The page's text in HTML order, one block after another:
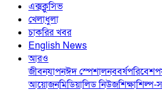
এক্সক্লুসিভ
খেলাধুলা
চাকরির খবর
English News
আরও
জীবনযাপনঈদ স্পেশালনববর্ষপরিবেশ
আয়োজনমিডিয়ালিড নিউজশিক্ষাশিল্প-